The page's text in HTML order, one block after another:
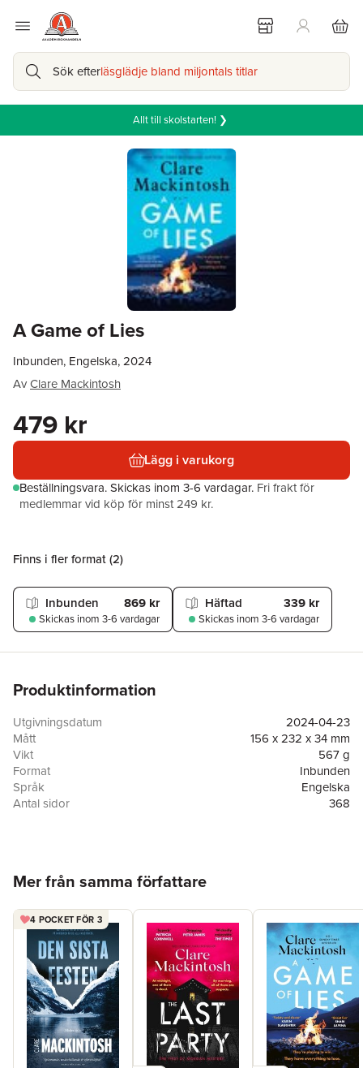
Sök efterläsglädje bland miljontals titlar
Allt till skolstarten! ❯
A Game of Lies
Inbunden, Engelska, 2024
AvClare Mackintosh
479 kr
Lägg i varukorg
Beställningsvara.Skickas inom 3-6 vardagar. Fri frakt för
medlemmar vid köp för minst 249 kr.
Finns i fler format (2)
Inbunden 869 kr
Skickas inom 3-6 vardagar
Häftad 339 kr
Skickas inom 3-6 vardagar
Produktinformation
Utgivningsdatum
2024-04-23
Mått
156 x 232 x 34 mm
Vikt
567 g
Format
Inbunden
Språk
Engelska
Antal sidor
368
Mer från samma författare
4 POCKET FÖR 3